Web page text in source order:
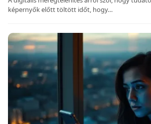
képernyők előtt töltött időt, hogy…